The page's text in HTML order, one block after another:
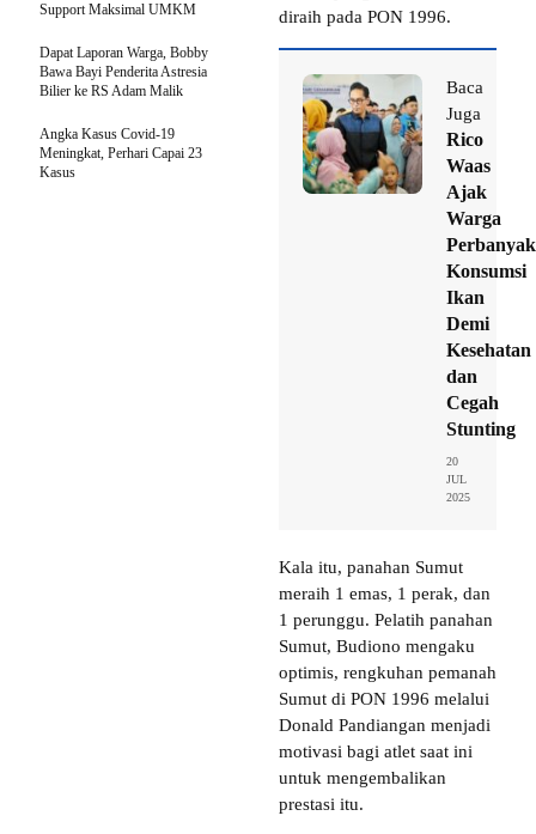
diraih pada PON 1996.
Baca
Juga
Rico
Waas
Ajak
Warga
Perbanyak
Konsumsi
Ikan
Demi
Kesehatan
dan
Cegah
Stunting
20
JUL
2025
Kala itu, panahan Sumut
meraih 1 emas, 1 perak, dan
1 perunggu. Pelatih panahan
Sumut, Budiono mengaku
optimis, rengkuhan pemanah
Sumut di PON 1996 melalui
Donald Pandiangan menjadi
motivasi bagi atlet saat ini
untuk mengembalikan
prestasi itu.
Support Maksimal UMKM
Dapat Laporan Warga, Bobby
Bawa Bayi Penderita Astresia
Bilier ke RS Adam Malik
Angka Kasus Covid-19
Meningkat, Perhari Capai 23
Kasus